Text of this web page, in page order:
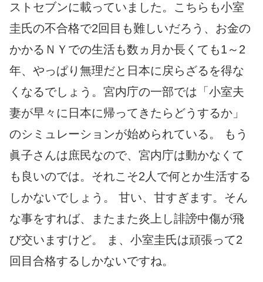
ストセブンに載っていました。こちらも小室
圭氏の不合格で2回目も難しいだろう、お金の
かかるＮＹでの生活も数ヵ月か長くても1～2
年、やっぱり無理だと日本に戻らざるを得な
くなるでしょう。宮内庁の一部では「小室夫
妻が早々に日本に帰ってきたらどうするか」
のシミュレーションが始められている。 もう
眞子さんは庶民なので、宮内庁は動かなくて
も良いのでは。それこそ2人で何とか生活する
しかないでしょう。 甘い、甘すぎます。そん
な事をすれば、またまた炎上し誹謗中傷が飛
び交いますけど。 ま、小室圭氏は頑張って2
回目合格するしかないですね。